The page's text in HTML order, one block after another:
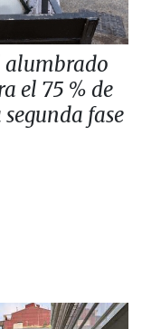
alumbrado
el 75 % de
fase